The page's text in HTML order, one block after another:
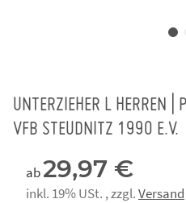
UNTERZIEHER L HERREN |
VFB STEUDNITZ 1990 E.V.
ab29,97 €
inkl. 19% USt. , zzgl.Versand